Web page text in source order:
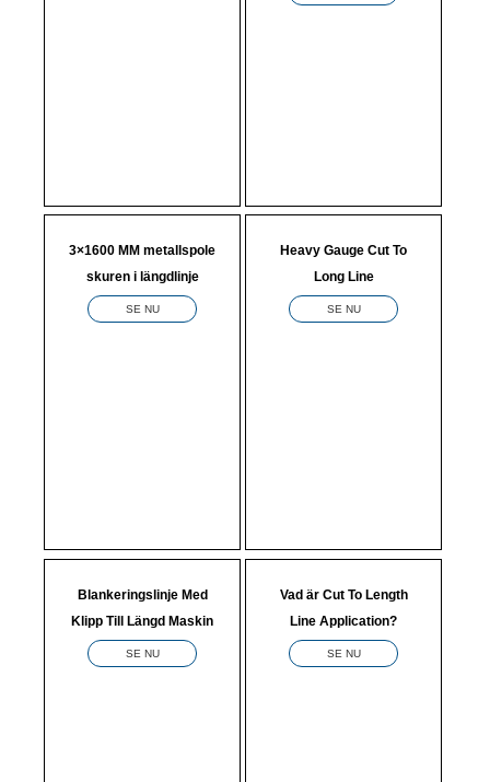
3×1600 MM metallspole
skuren i längdlinje
SE NU
Heavy Gauge Cut To
Long Line
SE NU
Blankeringslinje Med
Klipp Till Längd Maskin
SE NU
Vad är Cut To Length
Line Application?
SE NU